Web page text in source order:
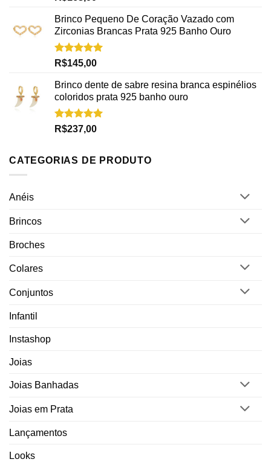
Brinco Pequeno De Coração Vazado com
Zirconias Brancas Prata 925 Banho Ouro
Avaliação
R$145,00
Brinco dente de sabre resina branca espinélios
coloridos prata 925 banho ouro
Avaliação
R$237,00
CATEGORIAS DE PRODUTO
Anéis
Brincos
Broches
Colares
Conjuntos
Infantil
Instashop
Joias
Joias Banhadas
Joias em Prata
Lançamentos
Looks